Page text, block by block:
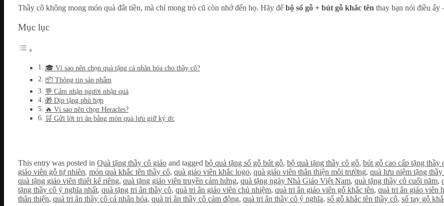
Thầy cô không mong món quà đắt tiền, mà chỉ mong trò cũ còn nhớ đến họ. Hãy để bộ sổ gỗ + bút gỗ khắc tên thay bạn nói điều ấy
Mục lục
🎓 Vì sao nên chọn quà tặng cá nhân hóa cho thầy cô?
📦 Thông tin sản phẩm
💬 Cảm nhận người nhận quà
🎁 Dịp tặng phù hợp
🔥 Vì sao nên chọn Heracles?
🛒 Gửi lời tri ân bằng món quà lưu giữ ký ức
This entry was posted in Quà tặng thầy cô giáo and tagged bộ quà tặng sổ gỗ bút gỗ, bộ quà tặng thầy cô gỗ, bút gỗ cao cấp tặng thầy
giáo viên gỗ tự nhiên, món quà khắc tên thầy cô, quà giáo viên khắc logo, quà giáo viên thân thiện môi trường, quà lưu niệm tặng thầy
quà tặng giáo viên thiết kế riêng, quà tặng giáo viên truyền cảm hứng, quà tặng ngày Nhà Giáo Việt Nam, quà tặng thầy cô cuối năm,
tặng thầy cô ý nghĩa nhất, quà tặng tri ân thầy cô, quà tri ân giáo viên chủ nhiệm, quà tri ân giáo viên gỗ khắc tên, quà tri ân giáo viên
thân thiện, quà tri ân thầy cô cá nhân hóa, quà tri ân thầy cô cảm động, quà tri ân thầy cô ý nghĩa, sổ gỗ khắc tên thầy cô, sổ tay gỗ